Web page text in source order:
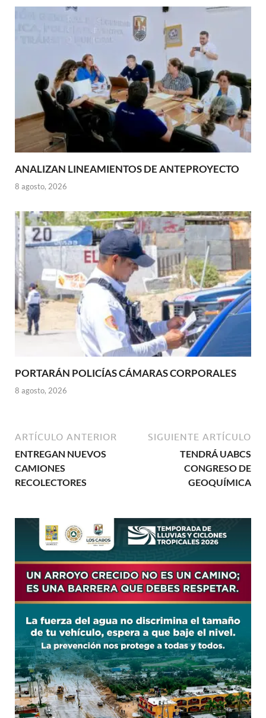
ANALIZAN LINEAMIENTOS DE ANTEPROYECTO
8 agosto, 2026
PORTARÁN POLICÍAS CÁMARAS CORPORALES
8 agosto, 2026
ARTÍCULO ANTERIOR
ENTREGAN NUEVOS
CAMIONES
RECOLECTORES
SIGUIENTE ARTÍCULO
TENDRÁ UABCS
CONGRESO DE
GEOQUÍMICA